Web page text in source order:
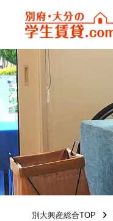
別大興産総合TOP